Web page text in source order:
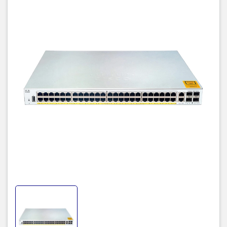
người dùng có thể tùy chỉnh các tính năng mà không cần phải sử
dụng phần mềm cụ thể của Cisco.
Với kích thước nhỏ gọn và thiết kế không quạt, Cisco C1000-48T-
4X-L là sự lựa chọn lý tưởng cho các doanh nghiệp vừa và nhỏ với
Các sản phẩm tương tự :